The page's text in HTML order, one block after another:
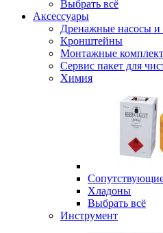
Выбрать всё
Аксессуары
Дренажные насосы
Кронштейны
Монтажные
Сервис пакет для
Химия
Хладоны
Выбрать всё
Инструмент